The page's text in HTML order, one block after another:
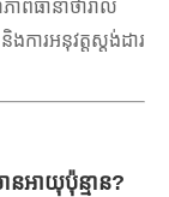
ាពធានាថារាល់
ការអនុវត្តស្តង់ដារ
ន​អាយុ​ប៉ុន្មាន?